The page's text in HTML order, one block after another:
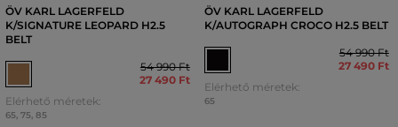
ÖV KARL LAGERFELD
K/SIGNATURE LEOPARD H2.5
BELT
54 990 Ft
27 490 Ft
Elérhető méretek:
65, 75, 85
ÖV KARL LAGERFELD
K/AUTOGRAPH CROCO H2.5 BELT
54 990 Ft
27 490 Ft
Elérhető méretek:
65